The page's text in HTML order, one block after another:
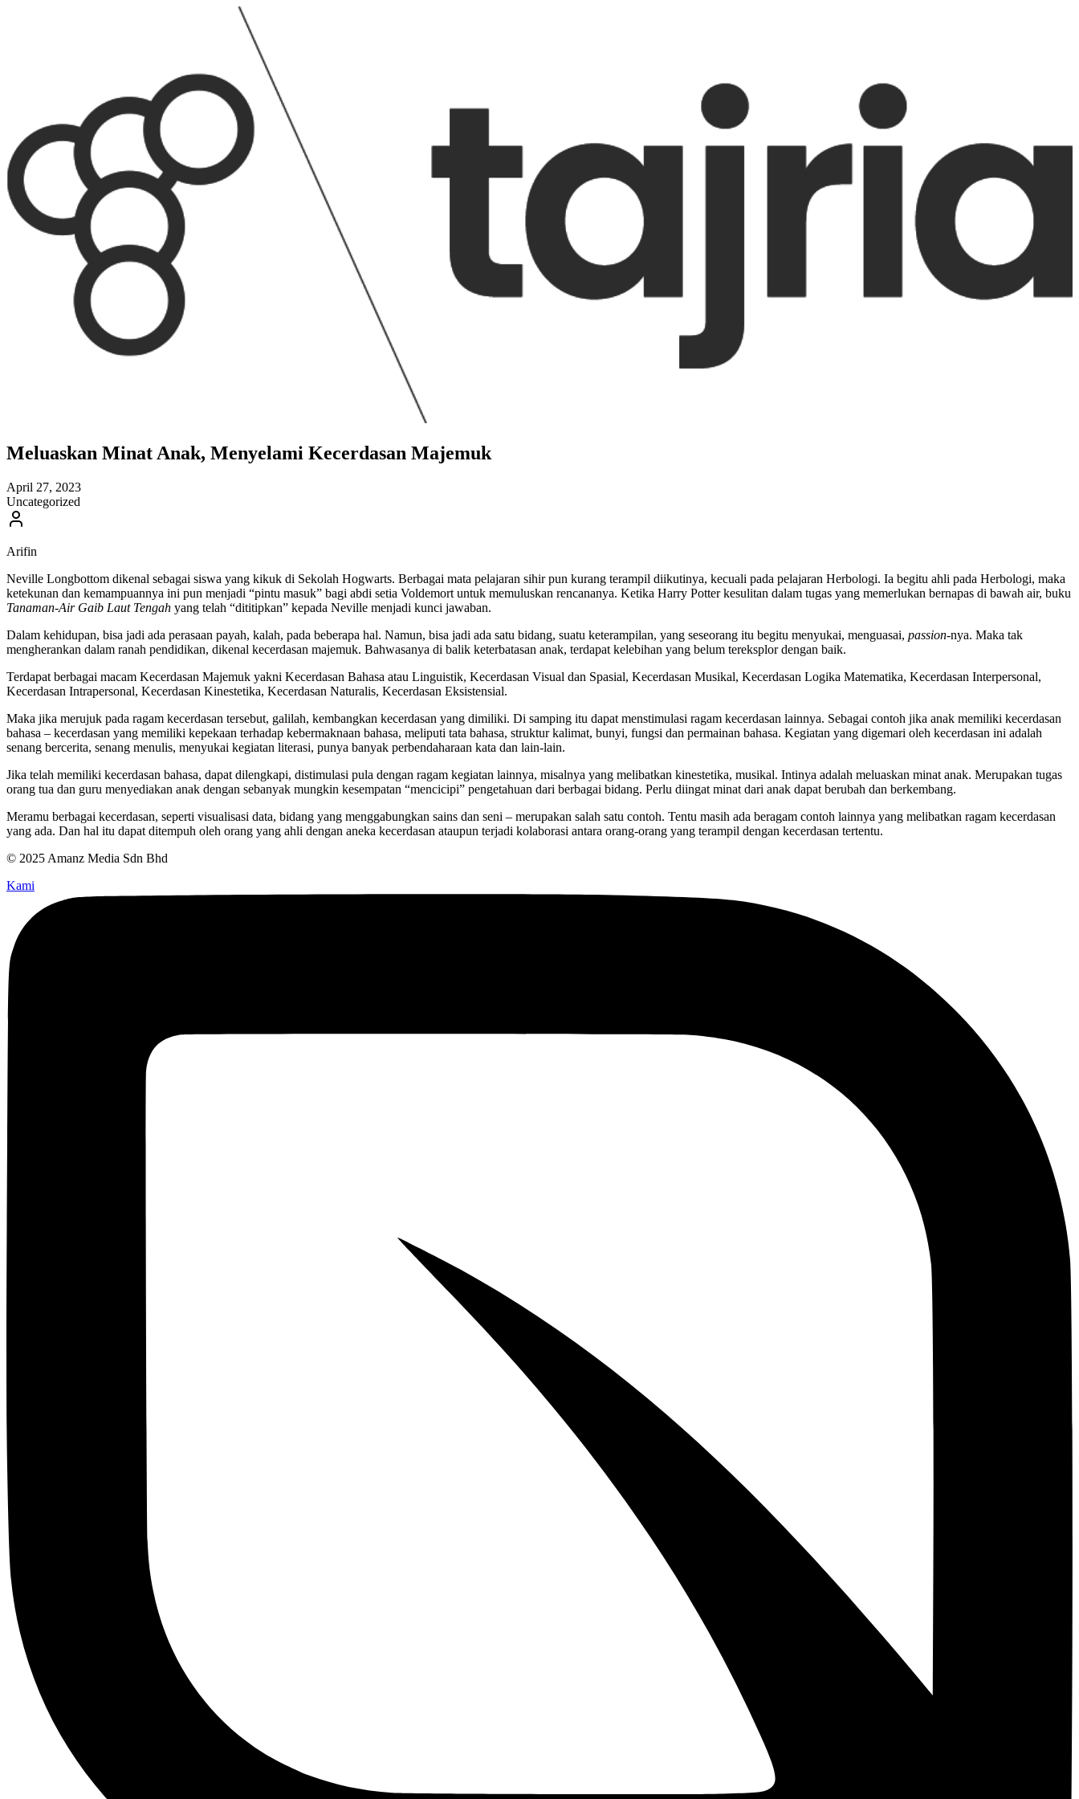
Meluaskan Minat Anak, Menyelami Kecerdasan Majemuk
April 27, 2023
Uncategorized
Arifin
Neville Longbottom dikenal sebagai siswa yang kikuk di Sekolah Hogwarts. Berbagai mata pelajaran sihir pun kurang terampil diikutinya, kecuali pada pelajaran Herbologi. Ia begitu ahli pada Herbologi, maka
ketekunan dan kemampuannya ini pun menjadi “pintu masuk” bagi abdi setia Voldemort untuk memuluskan rencananya. Ketika Harry Potter kesulitan dalam tugas yang memerlukan bernapas di bawah air, buku
Tanaman-Air Gaib Laut Tengah yang telah “dititipkan” kepada Neville menjadi kunci jawaban.
Dalam kehidupan, bisa jadi ada perasaan payah, kalah, pada beberapa hal. Namun, bisa jadi ada satu bidang, suatu keterampilan, yang seseorang itu begitu menyukai, menguasai, passion-nya. Maka tak
mengherankan dalam ranah pendidikan, dikenal kecerdasan majemuk. Bahwasanya di balik keterbatasan anak, terdapat kelebihan yang belum tereksplor dengan baik.
Terdapat berbagai macam Kecerdasan Majemuk yakni Kecerdasan Bahasa atau Linguistik, Kecerdasan Visual dan Spasial, Kecerdasan Musikal, Kecerdasan Logika Matematika, Kecerdasan Interpersonal,
Kecerdasan Intrapersonal, Kecerdasan Kinestetika, Kecerdasan Naturalis, Kecerdasan Eksistensial.
Maka jika merujuk pada ragam kecerdasan tersebut, galilah, kembangkan kecerdasan yang dimiliki. Di samping itu dapat menstimulasi ragam kecerdasan lainnya. Sebagai contoh jika anak memiliki kecerdasan
bahasa – kecerdasan yang memiliki kepekaan terhadap kebermaknaan bahasa, meliputi tata bahasa, struktur kalimat, bunyi, fungsi dan permainan bahasa. Kegiatan yang digemari oleh kecerdasan ini adalah
senang bercerita, senang menulis, menyukai kegiatan literasi, punya banyak perbendaharaan kata dan lain-lain.
Jika telah memiliki kecerdasan bahasa, dapat dilengkapi, distimulasi pula dengan ragam kegiatan lainnya, misalnya yang melibatkan kinestetika, musikal. Intinya adalah meluaskan minat anak. Merupakan tugas
orang tua dan guru menyediakan anak dengan sebanyak mungkin kesempatan “mencicipi” pengetahuan dari berbagai bidang. Perlu diingat minat dari anak dapat berubah dan berkembang.
Meramu berbagai kecerdasan, seperti visualisasi data, bidang yang menggabungkan sains dan seni – merupakan salah satu contoh. Tentu masih ada beragam contoh lainnya yang melibatkan ragam kecerdasan
yang ada. Dan hal itu dapat ditempuh oleh orang yang ahli dengan aneka kecerdasan ataupun terjadi kolaborasi antara orang-orang yang terampil dengan kecerdasan tertentu.
© 2025 Amanz Media Sdn Bhd
Kami